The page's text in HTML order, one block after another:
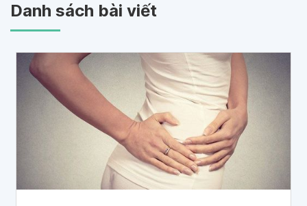
Danh sách bài viết